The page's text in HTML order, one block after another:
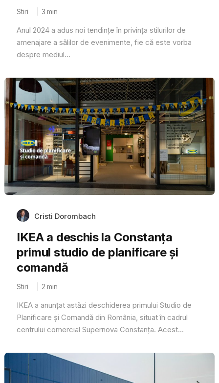
Stiri 3 min
Anul 2024 a adus noi tendințe în privința stilurilor de
amenajare a sălilor de evenimente, fie că este vorba
despre mediul...
Cristi Dorombach
IKEA a deschis la Constanța
primul studio de planificare și
comandă
Stiri 2 min
IKEA a anunțat astăzi deschiderea primului Studio de
Planificare și Comandă din România, situat în cadrul
centrului comercial Supernova Constanța. Acest...